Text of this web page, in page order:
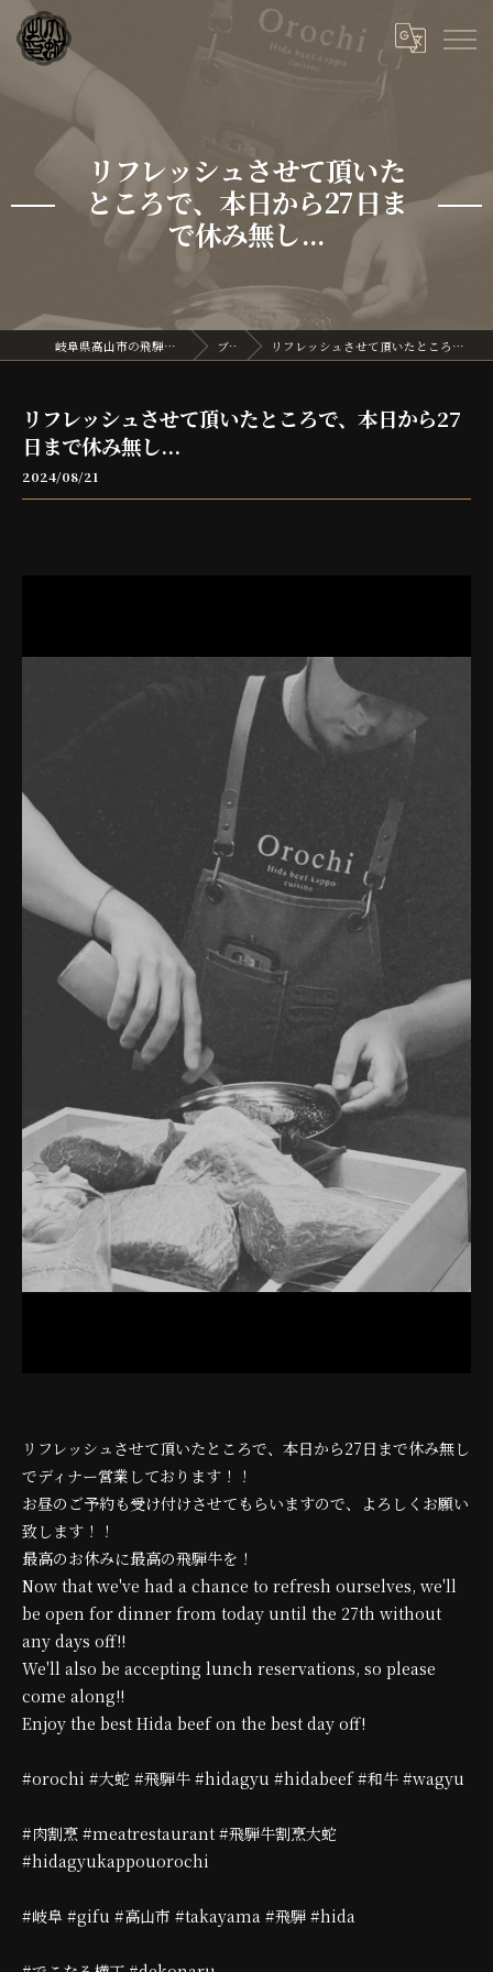
リフレッシュさせて頂いた
ところで、本日から27日ま
で休み無し...
岐阜県高山市の飛騨牛なら飛騨牛割烹 大蛇 ブログ リフレッシュさせて頂いたところで、本日から27日まで休み無し...
リフレッシュさせて頂いたところで、本日から27
日まで休み無し...
2024/08/21
リフレッシュさせて頂いたところで、本日から27日まで休み無し
でディナー営業しております！！
お昼のご予約も受け付けさせてもらいますので、よろしくお願い
致します！！
最高のお休みに最高の飛騨牛を！
Now that we've had a chance to refresh ourselves, we'll
be open for dinner from today until the 27th without
any days off!!
We'll also be accepting lunch reservations, so please
come along!!
Enjoy the best Hida beef on the best day off!
#orochi #大蛇 #飛騨牛 #hidagyu #hidabeef #和牛 #wagyu
#肉割烹 #meatrestaurant #飛騨牛割烹大蛇
#hidagyukappouorochi
#岐阜 #gifu #高山市 #takayama #飛騨 #hida